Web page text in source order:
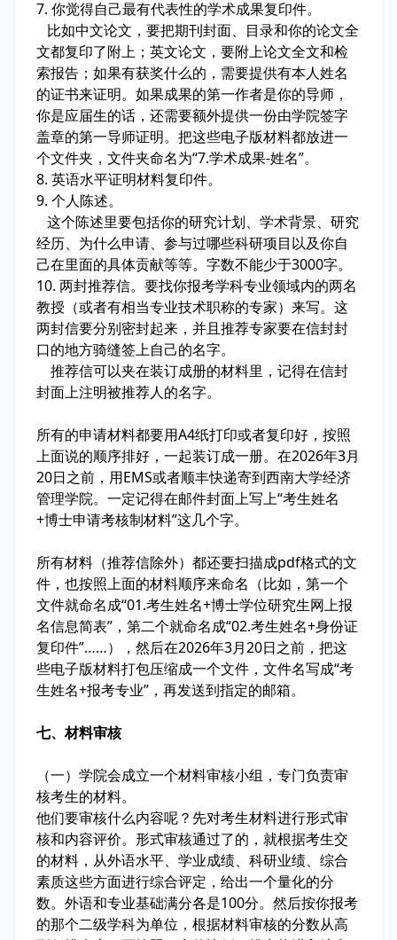
7. 你觉得自己最有代表性的学术成果复印件。
比如中文论文，要把期刊封面、目录和你的论文全
文都复印了附上；英文论文，要附上论文全文和检
索报告；如果有获奖什么的，需要提供有本人姓名
的证书来证明。如果成果的第一作者是你的导师，
你是应届生的话，还需要额外提供一份由学院签字
盖章的第一导师证明。把这些电子版材料都放进一
个文件夹，文件夹命名为“7.学术成果-姓名”。
8. 英语水平证明材料复印件。
9. 个人陈述。
这个陈述里要包括你的研究计划、学术背景、研究
经历、为什么申请、参与过哪些科研项目以及你自
己在里面的具体贡献等等。字数不能少于3000字。
10. 两封推荐信。要找你报考学科专业领域内的两名
教授（或者有相当专业技术职称的专家）来写。这
两封信要分别密封起来，并且推荐专家要在信封封
口的地方骑缝签上自己的名字。
推荐信可以夹在装订成册的材料里，记得在信封
封面上注明被推荐人的名字。
所有的申请材料都要用A4纸打印或者复印好，按照
上面说的顺序排好，一起装订成一册。在2026年3月
20日之前，用EMS或者顺丰快递寄到西南大学经济
管理学院。一定记得在邮件封面上写上“考生姓名
+博士申请考核制材料”这几个字。
所有材料（推荐信除外）都还要扫描成pdf格式的文
件，也按照上面的材料顺序来命名（比如，第一个
文件就命名成“01.考生姓名+博士学位研究生网上报
名信息简表”，第二个就命名成“02.考生姓名+身份证
复印件”……），然后在2026年3月20日之前，把这
些电子版材料打包压缩成一个文件，文件名写成“考
生姓名+报考专业”，再发送到指定的邮箱。
七、材料审核
（一）学院会成立一个材料审核小组，专门负责审
核考生的材料。
他们要审核什么内容呢？先对考生材料进行形式审
核和内容评价。形式审核通过了的，就根据考生交
的材料，从外语水平、学业成绩、科研业绩、综合
素质这些方面进行综合评定，给出一个量化的分
数。外语和专业基础满分各是100分。然后按你报考
的那个二级学科为单位，根据材料审核的分数从高